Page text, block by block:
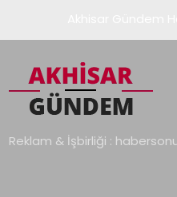
Reklam & İşbirliği :